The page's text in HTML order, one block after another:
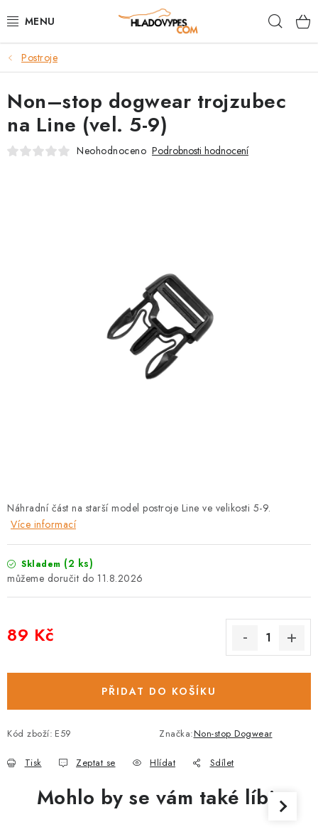
na
POTŘEBY PRO PSY
TAMI PŘEPRAVNÍ BOXY
SPORT SE PSEM
Podmínky ochrany osobních údajů
FAQ
Postroje
Náhradní část na starší model postroje Line ve velikosti 5-9.
Více informací
Skladem (2 ks)
11.8.2026
89 Kč
PŘIDAT DO KOŠÍKU
Kód zboží: E59 Značka:Non-stop Dogwear
Tisk Zeptat se Hlídat Sdílet
Non–stop dogwear trojzubec
na Line (vel. 5-9)
Neohodnoceno Podrobnosti hodnocení
Mohlo by se vám také líbit